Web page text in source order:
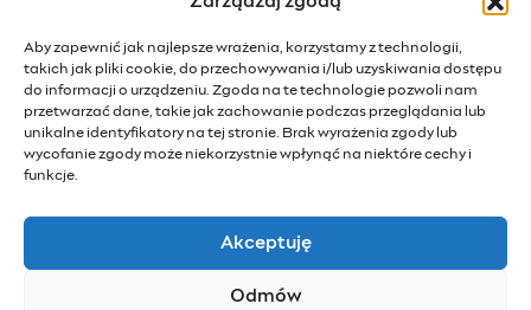
Aby zapewnić jak najlepsze wrażenia, korzystamy z technologii,
takich jak pliki cookie, do przechowywania i/lub uzyskiwania dostępu
do informacji o urządzeniu. Zgoda na te technologie pozwoli nam
przetwarzać dane, takie jak zachowanie podczas przeglądania lub
unikalne identyfikatory na tej stronie. Brak wyrażenia zgody lub
wycofanie zgody może niekorzystnie wpłynąć na niektóre cechy i
funkcje.
Akceptuję
Odmów
IoT - Internet rzeczy (otwiera się w nowym oknie)
BIP - Biuletyn Informacji Publicznej (otwiera się w nowym oknie)
Działam dla Warszawy
Budżet Obywatelski (otwiera się w nowym oknie)
Konsultacje społeczne